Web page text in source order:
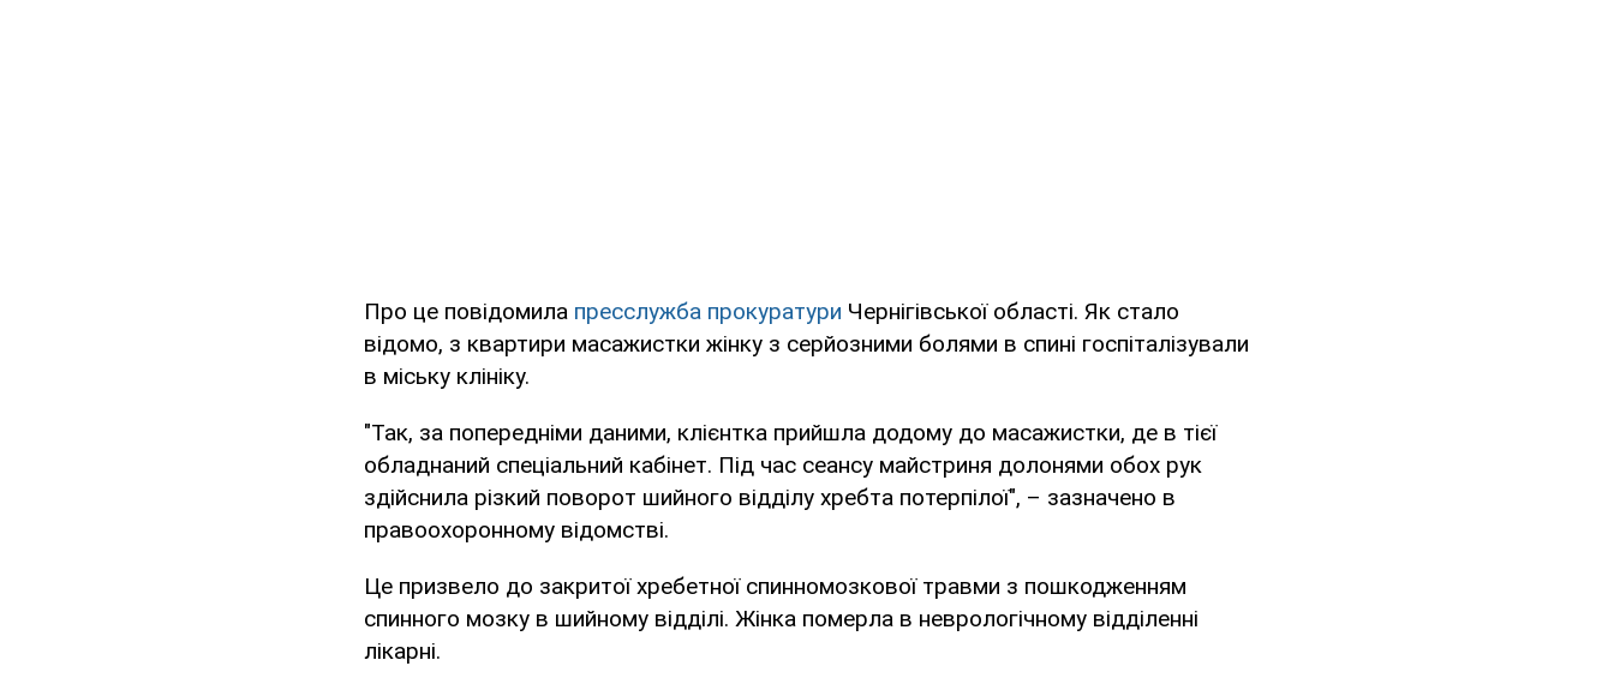
Про це повідомила пресслужба прокуратури Чернігівської області. Як стало
відомо, з квартири масажистки жінку з серйозними болями в спині госпіталізували
в міську клініку.
"Так, за попередніми даними, клієнтка прийшла додому до масажистки, де в тієї
обладнаний спеціальний кабінет. Під час сеансу майстриня долонями обох рук
здійснила різкий поворот шийного відділу хребта потерпілої", – зазначено в
правоохоронному відомстві.
Це призвело до закритої хребетної спинномозкової травми з пошкодженням
спинного мозку в шийному відділі. Жінка померла в неврологічному відділенні
лікарні.